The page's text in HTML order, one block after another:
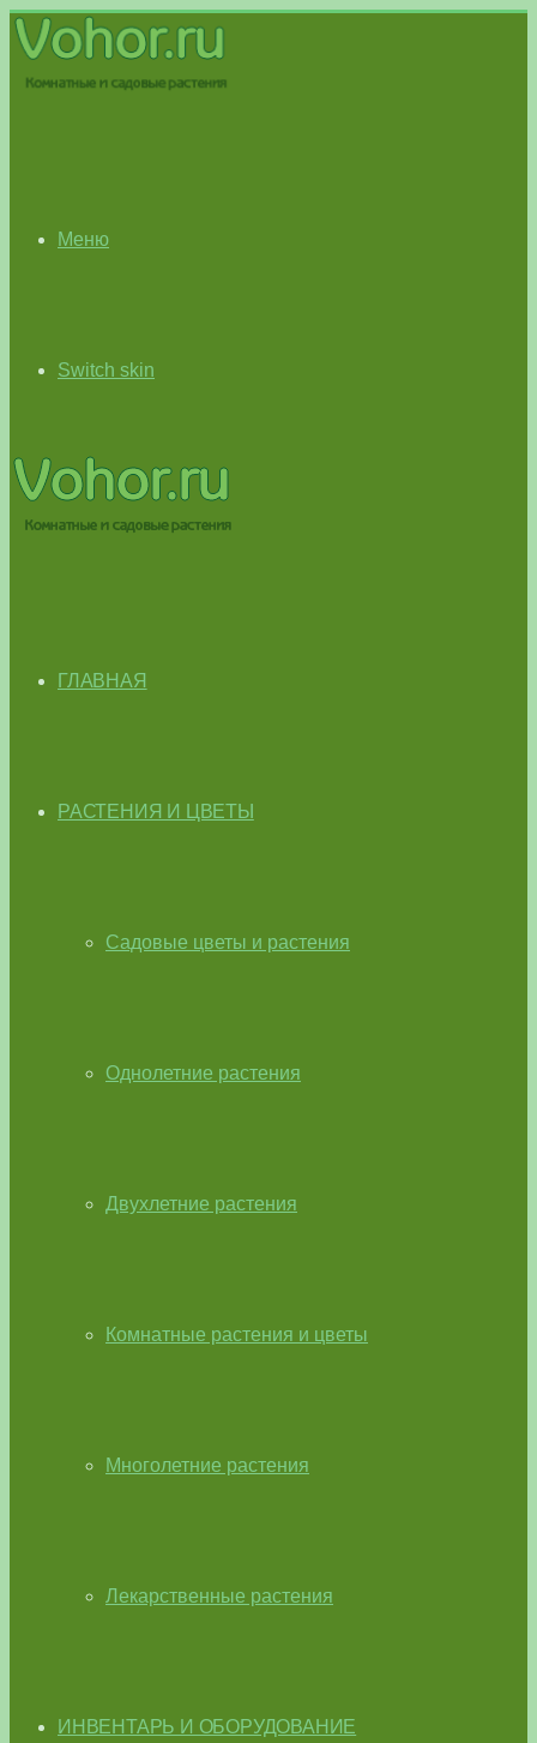
Меню
Switch skin
ГЛАВНАЯ
РАСТЕНИЯ И ЦВЕТЫ
Садовые цветы и растения
Однолетние растения
Двухлетние растения
Комнатные растения и цветы
Многолетние растения
Лекарственные растения
ИНВЕНТАРЬ И ОБОРУДОВАНИЕ